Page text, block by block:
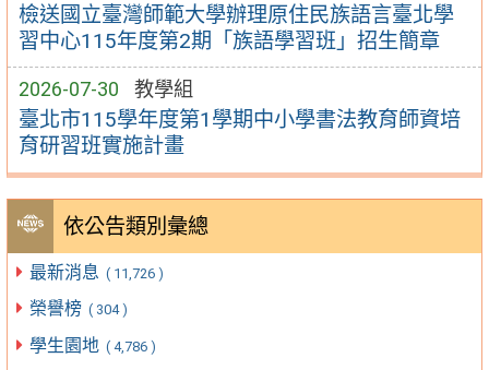
檢送國立臺灣師範大學辦理原住民族語言臺北學
習中心115年度第2期「族語學習班」招生簡章
2026-07-30 教學組
臺北市115學年度第1學期中小學書法教育師資培
育研習班實施計畫
依公告類別彙總
最新消息 ( 11,726 )
榮譽榜 ( 304 )
學生園地 ( 4,786 )